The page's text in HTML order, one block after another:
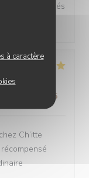
à caractère
tjs coordonnés
/5
Ch’itte